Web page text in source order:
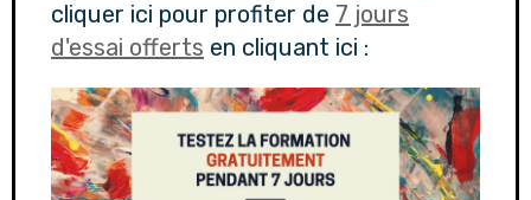
cliquer ici pour profiter de 7 jours
d'essai offerts en cliquant ici :